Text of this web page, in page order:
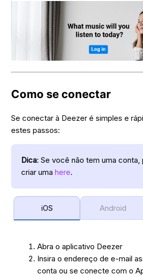
Como se conectar
Se conectar à Deezer é simples e
estes passos:
Dica: Se você não tem uma conta,
criar umahere.
iOS Android
Abra o aplicativo Deezer
Insira o endereço de e-mail
conta ou se conecte com o